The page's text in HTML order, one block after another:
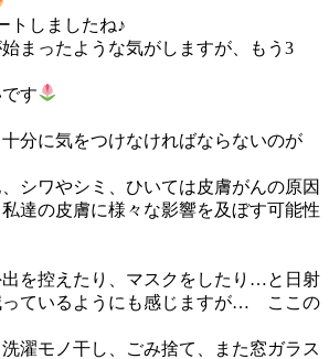
トしましたね♪
まったような気がしますが、もう3
す
分に気をつけなければならないのが
シワやシミ、ひいては皮膚がんの原因
達の皮膚に様々な影響を及ぼす可能性
を控えたり、マスクをしたり…と日射
っているようにも感じますが… ここの
濯モノ干し、ごみ捨て、また窓ガラス